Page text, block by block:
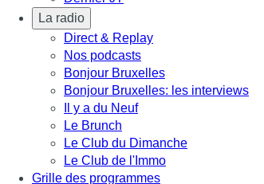
La radio
Direct & Replay
Nos podcasts
Bonjour Bruxelles
Bonjour Bruxelles: les interviews
Il y a du Neuf
Le Brunch
Le Club du Dimanche
Le Club de l'Immo
Grille des programmes